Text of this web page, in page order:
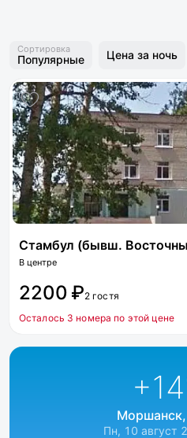
Сортировка
Популярные Цена за ночь
Стамбул (бывш.
В центре
2200 ₽2 гостя
Осталось 3 номера по этой цене
+14
Моршанск,
Пн, 10 август